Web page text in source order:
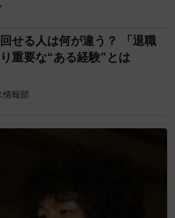
せる人は何が違う？ 「退職
重要な“ある経験”とは
情報部